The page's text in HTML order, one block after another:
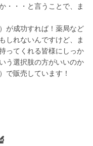
・・・と言うことで、ま
が成功すれば！薬局など
しれないんですけど、ま
ってくれる皆様にしっか
う選択肢の方がいいのか
で販売しています！